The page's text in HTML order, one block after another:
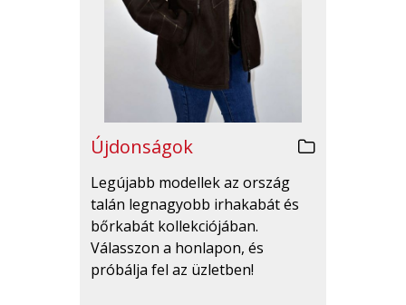
Újdonságok
Legújabb modellek az ország
talán legnagyobb irhakabát és
bőrkabát kollekciójában.
Válasszon a honlapon, és
próbálja fel az üzletben!